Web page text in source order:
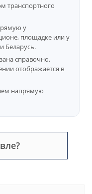
транспортного
у
площадке или у
Беларусь.
справочно.
отображается в
напрямую